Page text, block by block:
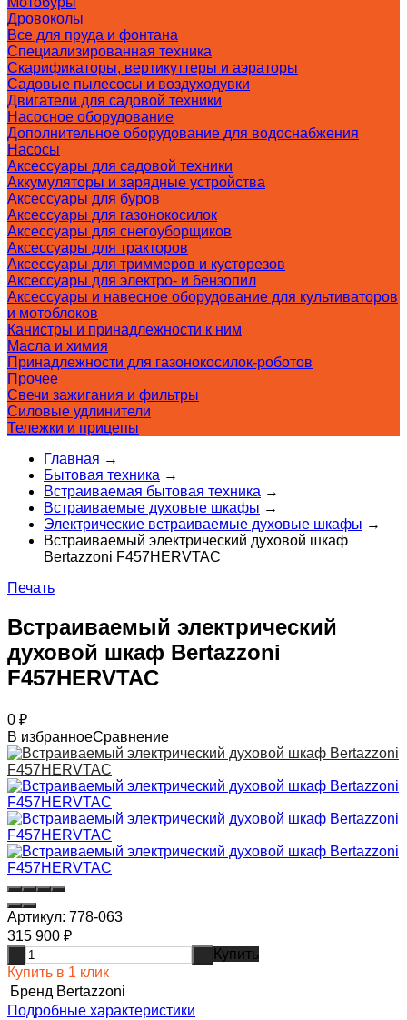
Дровоколы
Все для пруда и фонтана
Специализированная техника
Скарификаторы, вертикуттеры и аэраторы
Садовые пылесосы и воздуходувки
Двигатели для садовой техники
Насосное оборудование
Дополнительное оборудование для водоснабжения
Насосы
Аксессуары для садовой техники
Аккумуляторы и зарядные устройства
Аксессуары для буров
Аксессуары для газонокосилок
Аксессуары для снегоуборщиков
Аксессуары для тракторов
Аксессуары для триммеров и кусторезов
Аксессуары для электро- и бензопил
Аксессуары и навесное оборудование для культиваторов
и мотоблоков
Канистры и принадлежности к ним
Масла и химия
Принадлежности для газонокосилок-роботов
Прочее
Свечи зажигания и фильтры
Силовые удлинители
Тележки и прицепы
Главная →
Бытовая техника →
Встраиваемая бытовая техника →
Встраиваемые духовые шкафы →
Электрические встраиваемые духовые шкафы →
Встраиваемый электрический духовой шкаф
Bertazzoni F457HERVTAC
Печать
Встраиваемый электрический
духовой шкаф Bertazzoni
F457HERVTAC
0 ₽
В избранноеСравнение
Артикул: 778-063
315 900 ₽
Купить
Купить в 1 клик
Бренд Bertazzoni
Подробные характеристики